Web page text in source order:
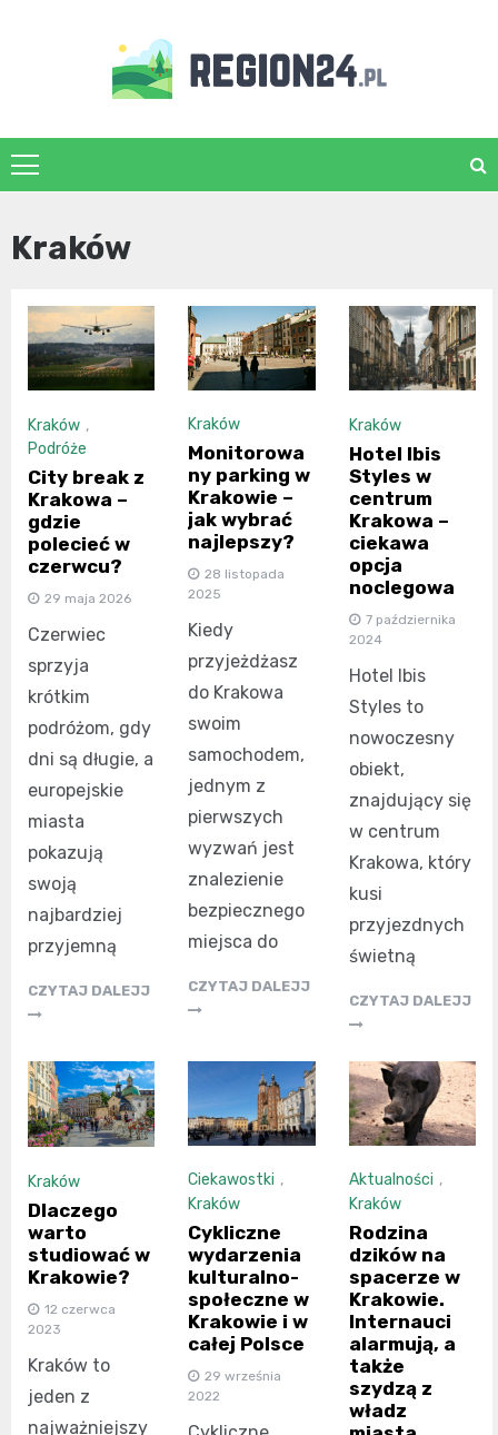
region24.pl
Kraków
Kraków ,
Podróże
City break z
Krakowa –
gdzie
polecieć w
czerwcu?
29 maja 2026
Czerwiec
sprzyja
krótkim
podróżom, gdy
dni są długie, a
europejskie
miasta
pokazują
swoją
najbardziej
przyjemną
CZYTAJ DALEJJ
Kraków
Monitorowa
ny parking w
Krakowie –
jak wybrać
najlepszy?
28 listopada
2025
Kiedy
przyjeżdżasz
do Krakowa
swoim
samochodem,
jednym z
pierwszych
wyzwań jest
znalezienie
bezpiecznego
miejsca do
CZYTAJ DALEJJ
Kraków
Hotel Ibis
Styles w
centrum
Krakowa –
ciekawa
opcja
noclegowa
7 października
2024
Hotel Ibis
Styles to
nowoczesny
obiekt,
znajdujący się
w centrum
Krakowa, który
kusi
przyjezdnych
świetną
CZYTAJ DALEJJ
Kraków
Dlaczego
warto
studiować w
Krakowie?
12 czerwca
2023
Kraków to
jeden z
najważniejszy
Ciekawostki ,
Kraków
Cykliczne
wydarzenia
kulturalno-
społeczne w
Krakowie i w
całej Polsce
29 września
2022
Aktualności ,
Kraków
Rodzina
dzików na
spacerze w
Krakowie.
Internauci
alarmują, a
także
szydzą z
władz